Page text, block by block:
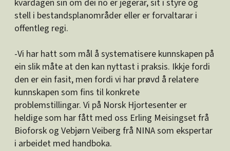
kvardagen sin om dei no er jegerar, sit i styre og
stell i bestandsplanområder eller er forvaltarar i
offentleg regi.
-Vi har hatt som mål å systematisere kunnskapen på
ein slik måte at den kan nyttast i praksis. Ikkje fordi
den er ein fasit, men fordi vi har prøvd å relatere
kunnskapen som fins til konkrete
problemstillingar. Vi på Norsk Hjortesenter er
heldige som har fått med oss Erling Meisingset frå
Bioforsk og Vebjørn Veiberg frå NINA som ekspertar
i arbeidet med handboka.